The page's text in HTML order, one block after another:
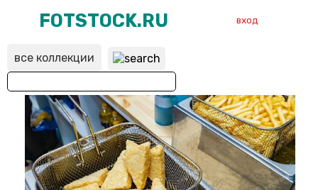
FOTSTOCK.RU
ВХОД
РЕГИСТРАЦИЯ
вход
все коллекции